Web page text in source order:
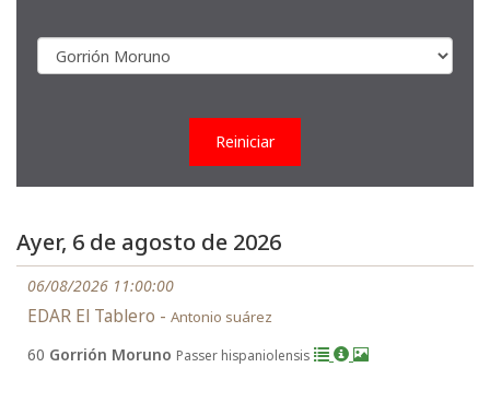
Reiniciar
Ayer, 6 de agosto de 2026
06/08/2026 11:00:00
EDAR El Tablero - Antonio suárez
60 Gorrión Moruno Passer hispaniolensis